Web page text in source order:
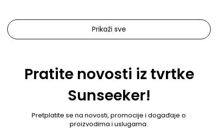
Prikaži sve
Pratite novosti iz tvrtke
Sunseeker!
Pretplatite se na novosti, promocije i događaje o
proizvodima i uslugama.